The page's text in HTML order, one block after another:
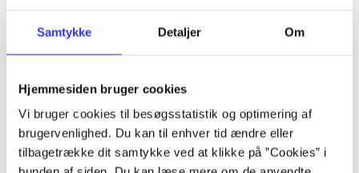
Samtykke Detaljer Om
Hjemmesiden bruger cookies
Vi bruger cookies til besøgsstatistik og optimering af
brugervenlighed. Du kan til enhver tid ændre eller
tilbagetrække dit samtykke ved at klikke på ”Cookies” i
Tidsskrift
Artikler med samme emner
Fra